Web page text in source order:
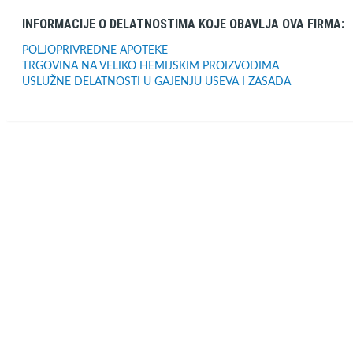
INFORMACIJE O DELATNOSTIMA KOJE OBAVLJA OVA FIRMA:
POLJOPRIVREDNE APOTEKE
TRGOVINA NA VELIKO HEMIJSKIM PROIZVODIMA
USLUŽNE DELATNOSTI U GAJENJU USEVA I ZASADA